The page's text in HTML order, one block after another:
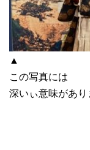
▲
この写真には
深いぃ意味があり